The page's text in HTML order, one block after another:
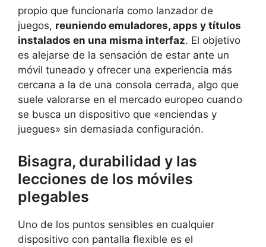
propio que funcionaría como lanzador de
juegos, reuniendo emuladores, apps y títulos
instalados en una misma interfaz. El objetivo
es alejarse de la sensación de estar ante un
móvil tuneado y ofrecer una experiencia más
cercana a la de una consola cerrada, algo que
suele valorarse en el mercado europeo cuando
se busca un dispositivo que «enciendas y
juegues» sin demasiada configuración.
Bisagra, durabilidad y las
lecciones de los móviles
plegables
Uno de los puntos sensibles en cualquier
dispositivo con pantalla flexible es el